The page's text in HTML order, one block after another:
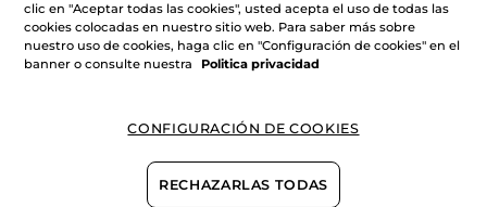
Satisfecha o te
devolvemos el dinero
Atención al Cliente
clic en "Aceptar todas las cookies", usted acepta el uso de todas las
cookies colocadas en nuestro sitio web. Para saber más sobre
nuestro uso de cookies, haga clic en "Configuración de cookies" en el
banner o consulte nuestra
Politica privacidad
CONFIGURACIÓN DE COOKIES
RECHAZARLAS TODAS